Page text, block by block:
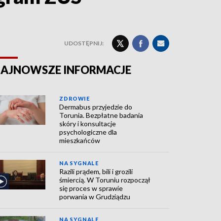
UDOSTĘPNIJ:
INFORMACJE
ZDROWIE
Dermabus przyjedzie do
Torunia. Bezpłatne badania
skóry i konsultacje
psychologiczne dla
mieszkańców
NA SYGNALE
Razili prądem, bili i grozili
śmiercią. W Toruniu rozpoczął
się proces w sprawie
porwania w Grudziądzu
NA SYGNALE